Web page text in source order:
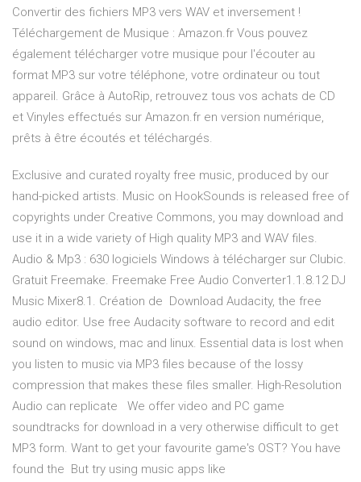
Convertir des fichiers MP3 vers WAV et inversement !
Téléchargement de Musique : Amazon.fr Vous pouvez
également télécharger votre musique pour l'écouter au
format MP3 sur votre téléphone, votre ordinateur ou tout
appareil. Grâce à AutoRip, retrouvez tous vos achats de CD
et Vinyles effectués sur Amazon.fr en version numérique,
prêts à être écoutés et téléchargés.
Exclusive and curated royalty free music, produced by our
hand-picked artists. Music on HookSounds is released free of
copyrights under Creative Commons, you may download and
use it in a wide variety of High quality MP3 and WAV files.
Audio & Mp3 : 630 logiciels Windows à télécharger sur Clubic.
Gratuit Freemake. Freemake Free Audio Converter1.1.8.12 DJ
Music Mixer8.1. Création de Download Audacity, the free
audio editor. Use free Audacity software to record and edit
sound on windows, mac and linux. Essential data is lost when
you listen to music via MP3 files because of the lossy
compression that makes these files smaller. High-Resolution
Audio can replicate We offer video and PC game
soundtracks for download in a very otherwise difficult to get
MP3 form. Want to get your favourite game's OST? You have
found the But try using music apps like